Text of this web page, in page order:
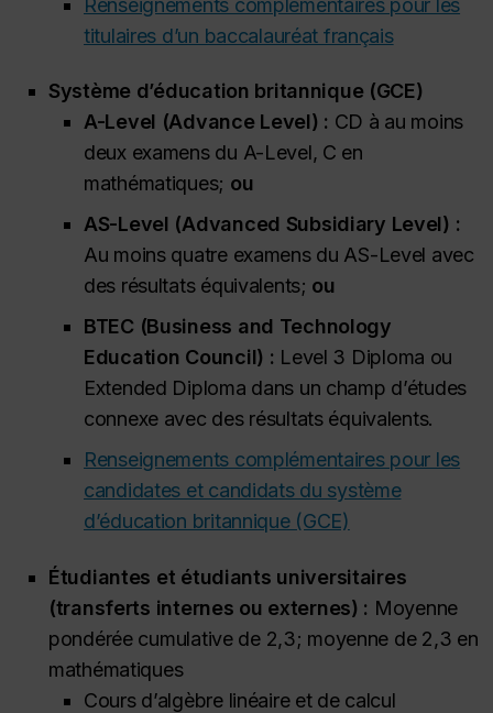
Renseignements complémentaires pour les
titulaires d’un baccalauréat français
Système d’éducation britannique (GCE)
A-Level (Advance Level) : CD à au moins
deux examens du A-Level, C en
mathématiques; ou
AS-Level (Advanced Subsidiary Level) :
Au moins quatre examens du AS-Level avec
des résultats équivalents; ou
BTEC (Business and Technology
Education Council) : Level 3 Diploma ou
Extended Diploma dans un champ d’études
connexe avec des résultats équivalents.
Renseignements complémentaires pour les
candidates et candidats du système
d’éducation britannique (GCE)
Étudiantes et étudiants universitaires
(transferts internes ou externes) : Moyenne
pondérée cumulative de 2,3; moyenne de 2,3 en
mathématiques
Cours d’algèbre linéaire et de calcul